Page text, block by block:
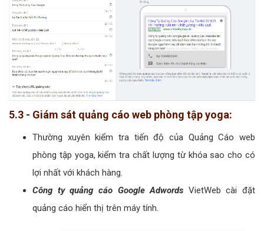
5.3 - Giám sát quảng cáo web phòng tập yoga:
Thường xuyên kiểm tra tiến độ của Quảng Cáo web
phòng tập yoga, kiểm tra chất lượng từ khóa sao cho có
lợi nhất với khách hàng.
Công ty quảng cáo Google Adwords VietWeb cài đặt
quảng cáo hiển thị trên máy tính.